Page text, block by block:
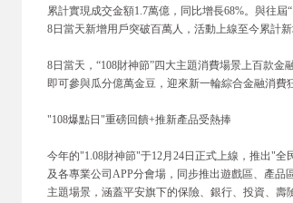
累計實現成交金額1.7萬億，同比增長68%。與往
8日當天新增用戶突破百萬人，活動上線至今累計
8日當天，“108財神節”四大主題消費場景上百款
即可參與瓜分億萬金豆，迎來新一輪綜合金融消費
"108爆點日"重磅回饋+推新產品受熱捧
今年的"1.08財神節"于12月24日正式上線，推出"
及各專業公司APP分會場，同步推出遊戲區、產
主題場景，涵蓋平安旗下的保險、銀行、投資、